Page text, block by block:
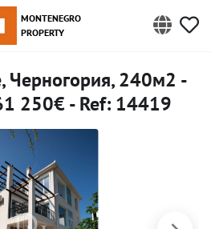
MONTENEGRO
PROPERTY
Черногория, 240м2 -
250€ - Ref: 14419